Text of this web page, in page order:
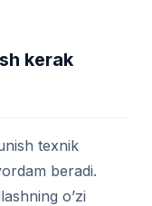
kerak
texnik
beradi.
o’zi